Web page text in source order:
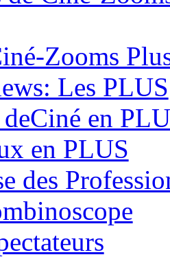
Zooms
Les PLUS
deCiné en
en PLUS
des